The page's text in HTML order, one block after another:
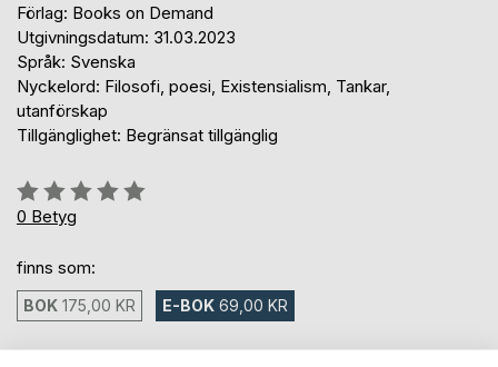
Förlag: Books on Demand
Utgivningsdatum: 31.03.2023
Språk: Svenska
Nyckelord: Filosofi, poesi, Existensialism, Tankar,
utanförskap
Tillgänglighet: Begränsat tillgänglig
Betyg::
0%
0 Betyg
finns som:
BOK 175,00 KR E-BOK 69,00 KR